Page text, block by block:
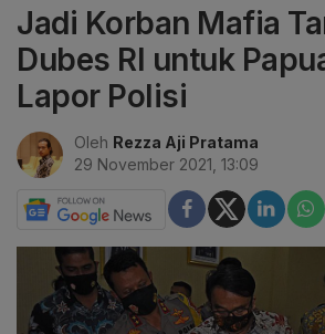
Jadi Korban Mafia
Dubes RI untuk
Lapor Polisi
Oleh Rezza Aji Pratama
29 November 2021, 13:09